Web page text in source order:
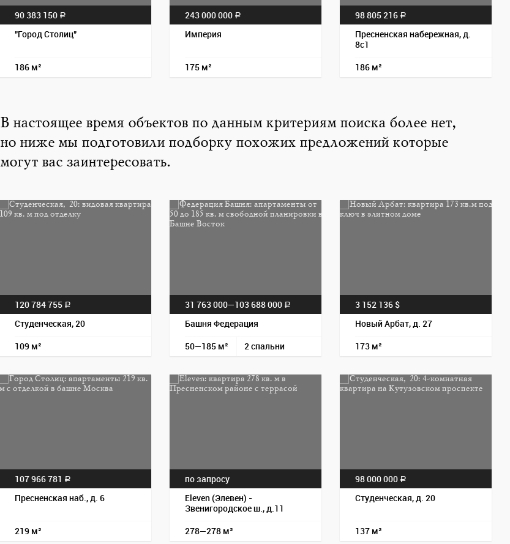
90 383 150 a
"Город Столиц"
186 м²
243 000 000 a
Империя
175 м²
98 805 216 a
Пресненская набережная, д.
8с1
186 м²
В настоящее время объектов по данным критериям поиска более нет,
но ниже мы подготовили подборку похожих предложений которые
могут вас заинтересовать.
120 784 755 a
Студенческая, 20
109 м²
31 763 000—103 688 000 a
Башня Федерация
50—185 м² 2 спальни
3 152 136 $
Новый Арбат, д. 27
173 м²
107 966 781 a
Пресненская наб., д. 6
219 м²
по запросу
Eleven (Элевен) -
Звенигородское ш., д.11
278—278 м²
98 000 000 a
Студенческая, д. 20
137 м²